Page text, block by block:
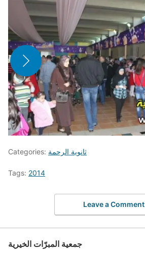
Categories: ثانوية الرحمة
Tags: 2014
Leave a Comment
جمعية المبرّات الخيرية